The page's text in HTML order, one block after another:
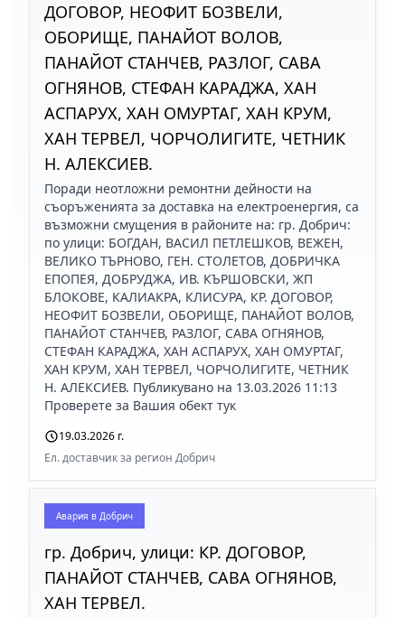
ДОГОВОР, НЕОФИТ БОЗВЕЛИ,
ОБОРИЩЕ, ПАНАЙОТ ВОЛОВ,
ПАНАЙОТ СТАНЧЕВ, РАЗЛОГ, САВА
ОГНЯНОВ, СТЕФАН КАРАДЖА, ХАН
АСПАРУХ, ХАН ОМУРТАГ, ХАН КРУМ,
ХАН ТЕРВЕЛ, ЧОРЧОЛИГИТЕ, ЧЕТНИК
Н. АЛЕКСИЕВ.
Поради неотложни ремонтни дейности на
съоръженията за доставка на електроенергия, са
възможни смущения в районите на: гр. Добрич:
по улици: БОГДАН, ВАСИЛ ПЕТЛЕШКОВ, ВЕЖЕН,
ВЕЛИКО ТЪРНОВО, ГЕН. СТОЛЕТОВ, ДОБРИЧКА
ЕПОПЕЯ, ДОБРУДЖА, ИВ. КЪРШОВСКИ, ЖП
БЛОКОВЕ, КАЛИАКРА, КЛИСУРА, КР. ДОГОВОР,
НЕОФИТ БОЗВЕЛИ, ОБОРИЩЕ, ПАНАЙОТ ВОЛОВ,
ПАНАЙОТ СТАНЧЕВ, РАЗЛОГ, САВА ОГНЯНОВ,
СТЕФАН КАРАДЖА, ХАН АСПАРУХ, ХАН ОМУРТАГ,
ХАН КРУМ, ХАН ТЕРВЕЛ, ЧОРЧОЛИГИТЕ, ЧЕТНИК
Н. АЛЕКСИЕВ. Публикувано на 13.03.2026 11:13
Проверете за Вашия обект тук
19.03.2026 г.
Ел. доставчик за регион Добрич
Авария в Добрич
гр. Добрич, улици: КР. ДОГОВОР,
ПАНАЙОТ СТАНЧЕВ, САВА ОГНЯНОВ,
ХАН ТЕРВЕЛ.